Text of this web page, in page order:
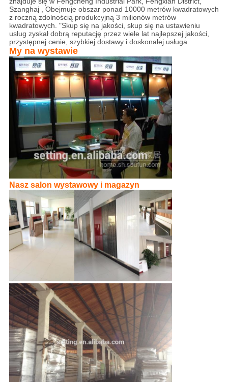
Szanghaj , Obejmuje obszar ponad 10000 metrów kwadratowych
z roczną zdolnością produkcyjną 3 milionów metrów
kwadratowych. "Skup się na jakości, skup się na ustawieniu
usług zyskał dobrą reputację przez wiele lat najlepszej jakości,
przystępnej cenie, szybkiej dostawy i doskonałej usługa.
My na wystawie
Nasz salon wystawowy i magazyn